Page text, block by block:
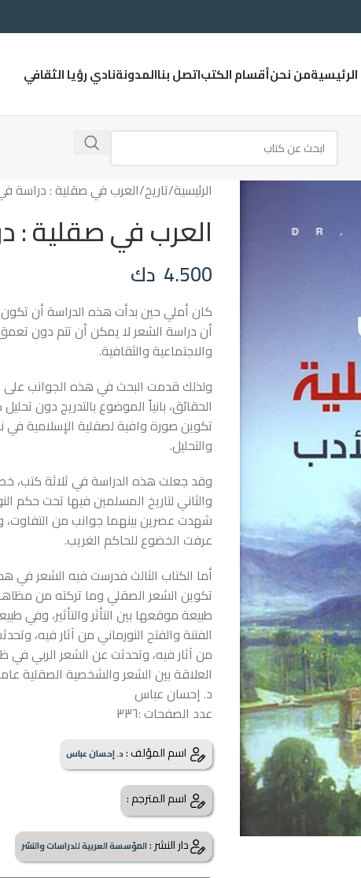
الرئيسيةمن نحنأقسام الكتباتصل بناالمدونةنادي رؤيا الثقافي
الرئيسية تاريخ العرب في صقلية : دراسة في
العرب في صقلية :
4.500 دك
كان أملي حين بدأت هذه الدراسة أن
أن دراسة الشعر لا يمكن أن تتم دون
والاجتماعية والثقافية.
ولذلك قدمت البحث في هذه الجوانب على
الحقائق، بانياً الموضوع بالتدريج دون
تكوين صورة وافية لصقلية الإسلامية في
والتحليل.
وقد جعلت هذه الدراسة في ثلاثة كتب،
والثاني لتاريخ المسلمين فيها تحت حكم
شهدت عصرين بينهما جوانب من التفاوت،
عرفت الخضوع للحاكم الغريب.
أما الكتاب الثالث فدرست فيه الشعر في
تكوين الشعر الصقلي وما تركته من
طبيعة موقعها بين التأثر والتأثير، وفي
الفتنة والفتح النورماني من آثار فيه،
من آثار فيه، وتحدثت عن الشعر الربي في
العلاقة بين الشعر والشخصية الصقلية
د. إحسان عباس
عدد الصفحات :٣٣٦
اسم المؤلف :د. إحسان عباس
اسم المترجم :
دار النشر :المؤسسة العربية للدراسات والنشر